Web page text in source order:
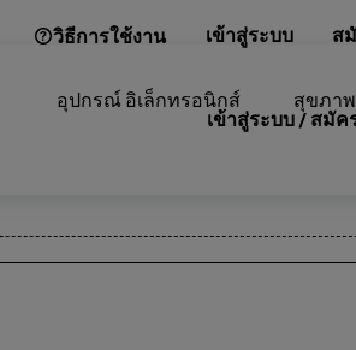
วิธีการใช้งาน เข้าสู่ระบบ ส
อุปกรณ์ อิเล็กทรอนิกส์ สุขภา
เข้าสู่ระบบ / สมั